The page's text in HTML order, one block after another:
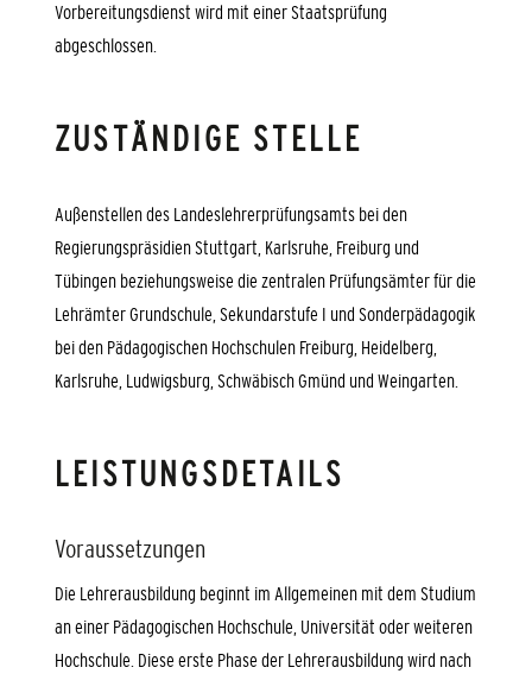
Vorbereitungsdienst wird mit einer Staatsprüfung
abgeschlossen.
ZUSTÄNDIGE STELLE
Außenstellen des Landeslehrerprüfungsamts bei den
Regierungspräsidien Stuttgart, Karlsruhe, Freiburg und
Tübingen beziehungsweise die zentralen Prüfungsämter für die
Lehrämter Grundschule, Sekundarstufe I und Sonderpädagogik
bei den Pädagogischen Hochschulen Freiburg, Heidelberg,
Karlsruhe, Ludwigsburg, Schwäbisch Gmünd und Weingarten.
LEISTUNGSDETAILS
Voraussetzungen
Die Lehrerausbildung beginnt im Allgemeinen mit dem Studium
an einer Pädagogischen Hochschule, Universität oder weiteren
Hochschule. Diese erste Phase der Lehrerausbildung wird nach